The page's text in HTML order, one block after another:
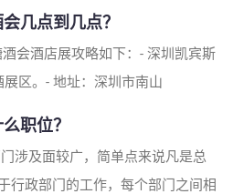
几点到几点？
会酒店展攻略如下：- 深圳凯宾斯
区。- 地址：深圳市南山
职位？
涉及面较广，简单点来说凡是总
行政部门的工作，每个部门之间相